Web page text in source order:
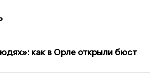
как в Орле открыли бюст